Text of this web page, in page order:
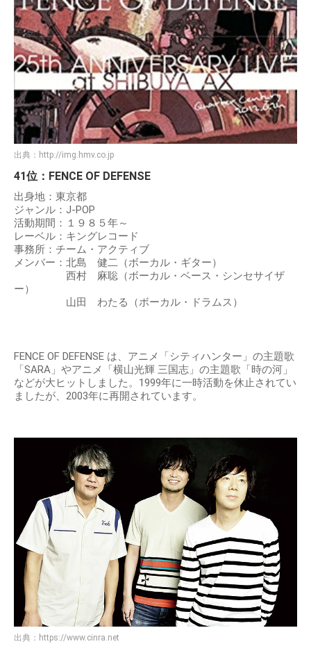
出典： http://img.hmv.co.jp
41位：FENCE OF DEFENSE
出身地：東京都
ジャンル：J‐POP
活動期間：１９８５年～
レーベル：キングレコード
事務所：チーム・アクティブ
メンバー：北島 健二（ボーカル・ギター）
西村 麻聡（ボーカル・ベース・シンセサイザ
ー）
山田 わたる（ボーカル・ドラムス）
FENCE OF DEFENSE は、アニメ「シティハンター」の主題歌
「SARA」やアニメ「横山光輝 三国志」の主題歌「時の河」
などが大ヒットしました。1999年に一時活動を休止されてい
ましたが、2003年に再開されています。
出典： https://www.cinra.net